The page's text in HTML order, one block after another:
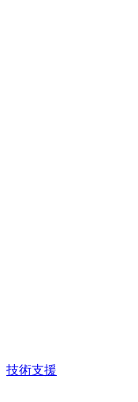
技術支援